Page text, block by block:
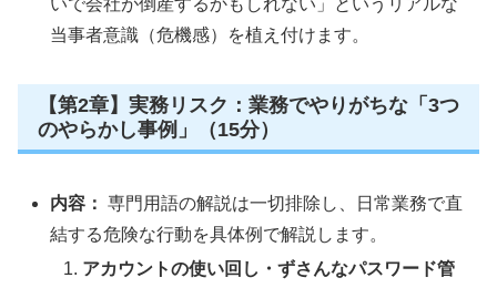
いで会社が倒産するかもしれない」というリアルな
当事者意識（危機感）を植え付けます。
【第2章】実務リスク：業務でやりがちな「3つ
のやらかし事例」（15分）
内容： 専門用語の解説は一切排除し、日常業務で直
結する危険な行動を具体例で解説します。
アカウントの使い回し・ずさんなパスワード管